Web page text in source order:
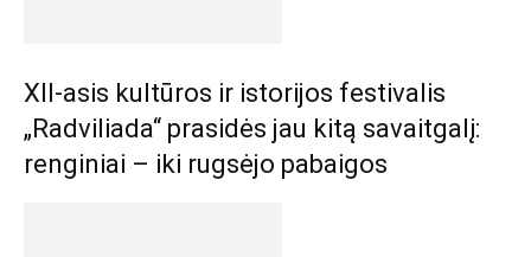
XII-asis kultūros ir istorijos festivalis
„Radviliada“ prasidės jau kitą savaitgalį:
renginiai – iki rugsėjo pabaigos